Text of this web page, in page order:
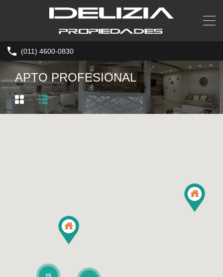
(011) 4600-0830
APTO PROFESIONAL
15